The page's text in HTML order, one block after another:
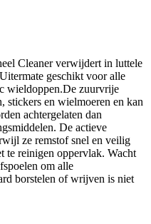
Cleaner verwijdert in luttele
geschikt voor alle
wieldoppen.De zuurvrije
stickers en wielmoeren en kan
achtergelaten dan
De actieve
ze remstof snel en veilig
te reinigen oppervlak. Wacht
om alle
borstelen of wrijven is niet